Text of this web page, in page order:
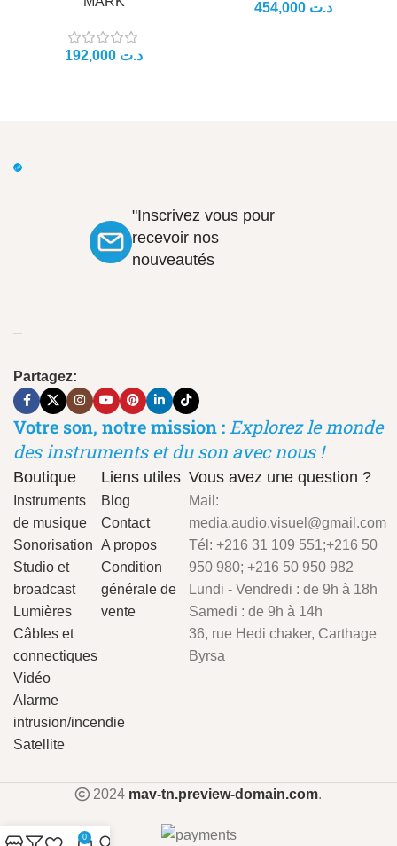
د.ت
د.ت
"Inscrivez vous pour
recevoir nos
nouveautés
Partagez:
Votre son, notre mission : Explorez le monde
des instruments et du son avec nous !
Boutique
Instruments
de musique
Sonorisation
Studio et
broadcast
Lumières
Câbles et
connectiques
Vidéo
Alarme
intrusion/incendie
Satellite
Liens utiles
Blog
Contact
A propos
Condition
générale de
vente
Vous avez une question ?
Mail:
media.audio.visuel@gmail.com
Tél: +216 31 109 551;+216 50
950 980; +216 50 950 982
Lundi - Vendredi : de 9h à 18h
Samedi : de 9h à 14h
36, rue Hedi chaker, Carthage
Byrsa
2024 mav-tn.preview-domain.com.
0